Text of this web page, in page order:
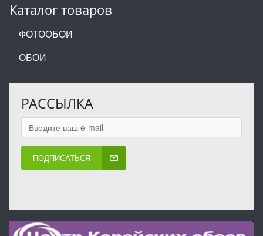
Каталог товаров
ФОТООБОИ
ОБОИ
РАССЫЛКА
ПОДПИСАТЬСЯ